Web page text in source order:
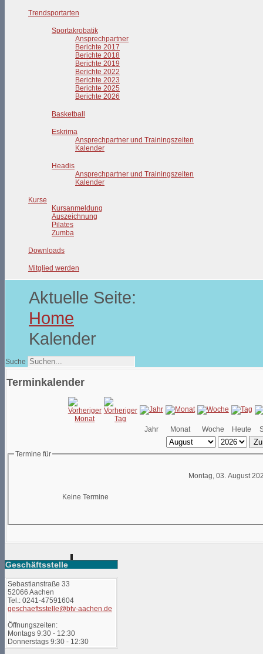
Trendsportarten
Sportakrobatik
Ansprechpartner
Berichte 2017
Berichte 2018
Berichte 2019
Berichte 2022
Berichte 2023
Berichte 2025
Berichte 2026
Basketball
Eskrima
Ansprechpartner und Trainingszeiten
Kalender
Headis
Ansprechpartner und Trainingszeiten
Kalender
Kurse
Kursanmeldung
Auszeichnung
Pilates
Zumba
Downloads
Mitglied werden
Aktuelle Seite:
Home
Kalender
Suche
Terminkalender
Jahr Monat Woche Heute
Termine für
Montag, 03. August
Keine Termine
Geschäftsstelle
Sebastianstraße 33
52066 Aachen
Tel.: 0241-47591604
geschaeftsstelle@btv-aachen.de
Öffnungszeiten:
Montags 9:30 - 12:30
Donnerstags 9:30 - 12:30